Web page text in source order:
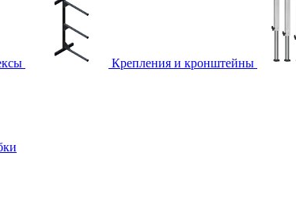
Крепления и кронштейны